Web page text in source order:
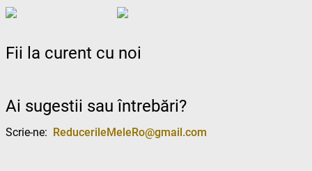
Fii la curent cu noi
Ai sugestii sau întrebări?
Scrie-ne: ReducerileMeleRo@gmail.com